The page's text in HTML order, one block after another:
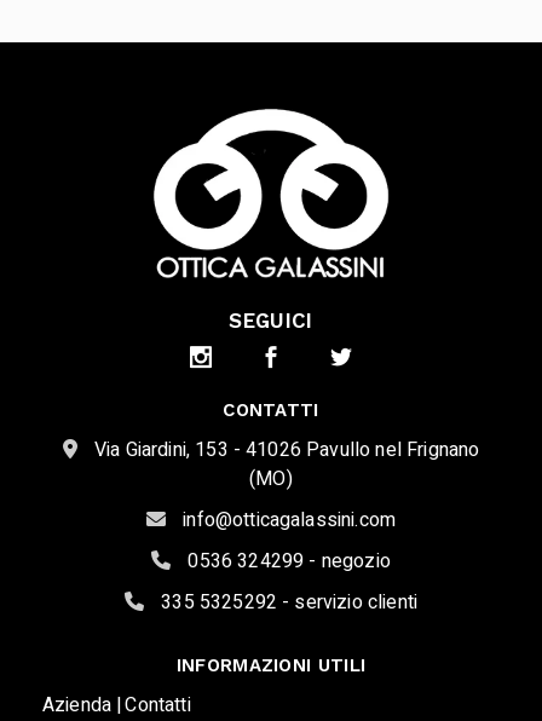
SEGUICI
CONTATTI
Via Giardini, 153 - 41026 Pavullo nel Frignano
(MO)
info@otticagalassini.com
0536 324299 - negozio
335 5325292 - servizio clienti
INFORMAZIONI UTILI
Azienda |Contatti